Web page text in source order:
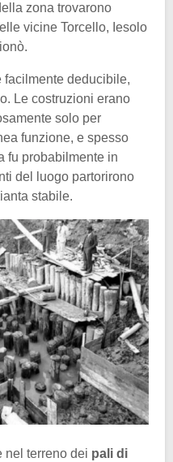
zona trovarono
vicine Torcello, Iesolo
facilmente deducibile,
Le costruzioni erano
solo per
funzione, e spesso
fu probabilmente in
del luogo partorirono
stabile.
nel terreno dei pali di